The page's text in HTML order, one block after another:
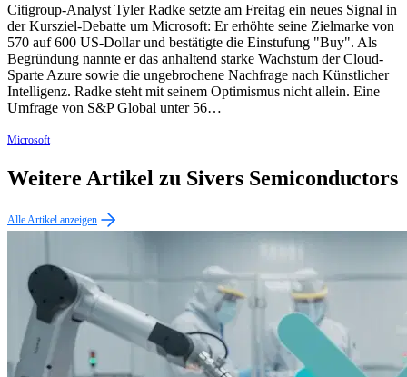
Citigroup-Analyst Tyler Radke setzte am Freitag ein neues Signal in
der Kursziel-Debatte um Microsoft: Er erhöhte seine Zielmarke von
570 auf 600 US-Dollar und bestätigte die Einstufung "Buy". Als
Begründung nannte er das anhaltend starke Wachstum der Cloud-
Sparte Azure sowie die ungebrochene Nachfrage nach Künstlicher
Intelligenz. Radke steht mit seinem Optimismus nicht allein. Eine
Umfrage von S&P Global unter 56…
Microsoft
Weitere Artikel zu Sivers Semiconductors
Alle Artikel anzeigen